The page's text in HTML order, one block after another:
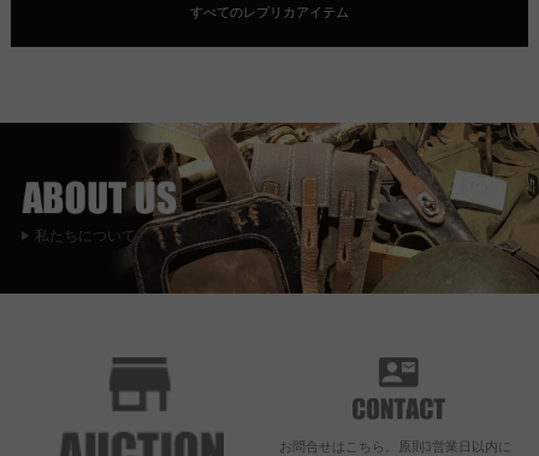
すべてのレプリカアイテム
私たちについて
お問合せはこちら。原則3営業日以内に